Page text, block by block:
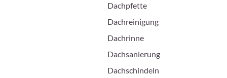
Dachpfette
Dachreinigung
Dachrinne
Dachsanierung
Dachschindeln